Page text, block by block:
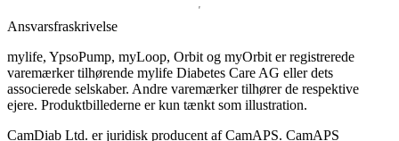
Ansvarsfraskrivelse
mylife, YpsoPump, myLoop, Orbit og myOrbit er registrerede
varemærker tilhørende mylife Diabetes Care AG eller dets
associerede selskaber. Andre varemærker tilhører de respektive
ejere. Produktbillederne er kun tænkt som illustration.
CamDiab Ltd. er juridisk producent af CamAPS. CamAPS